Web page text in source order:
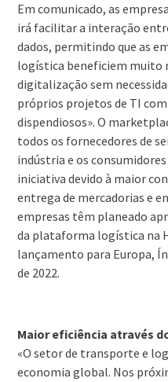
Em comunicado, as
irá facilitar a interação
dados, permitindo que as
logística beneficiem muito
digitalização sem
próprios projetos de TI
dispendiosos». O
todos os fornecedores de
indústria e os
iniciativa devido à maior
entrega de mercadorias e
empresas têm planeado
da plataforma logística na
lançamento para Europa,
de 2022.
Maior eficiência através
«O setor de transporte e
economia global. Nos